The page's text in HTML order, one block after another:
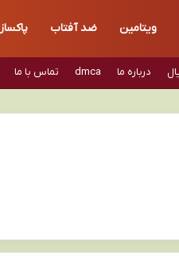
ویتامین ضد آفتاب
درباره ما dmca تماس با ما